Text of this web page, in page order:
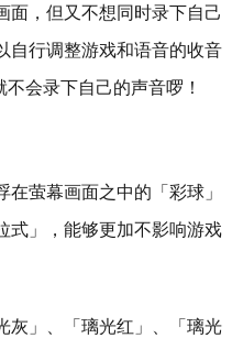
面，但又不想同时录下自己
自行调整游戏和语音的收音
会录下自己的声音啰！
萤幕画面之中的「彩球」
式」，能够更加不影响游戏
灰」、「璃光红」、「璃光